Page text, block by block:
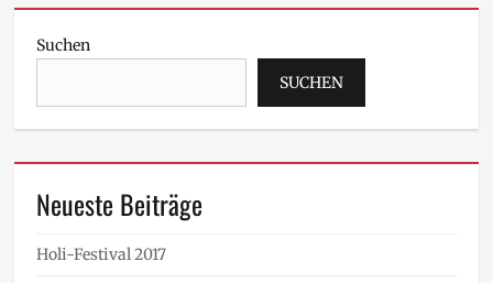
Suchen
SUCHEN
Neueste Beiträge
Holi-Festival 2017